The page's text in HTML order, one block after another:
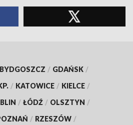
BYDGOSZCZ / GDAŃSK /
/ KATOWICE / KIELCE /
/ ŁÓDŹ / OLSZTYN /
/ RZESZÓW /